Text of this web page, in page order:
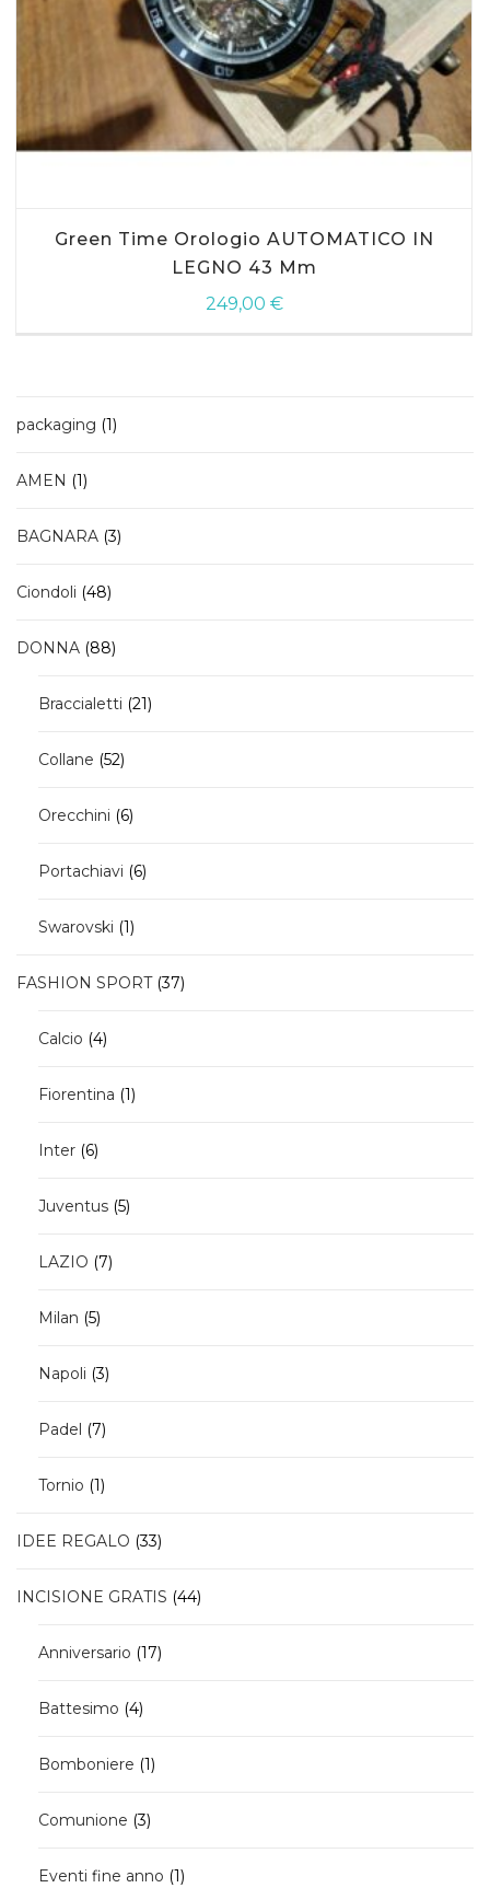
Green Time Orologio AUTOMATICO IN
LEGNO 43 Mm
249,00 €
packaging 11
AMEN
11
BAGNARA 33
Ciondoli 4848
DONNA 8888
Braccialetti 2121
Collane 5252
Orecchini
66
Portachiavi
66
Swarovski 11
FASHION SPORT 3737
Calcio 44
Fiorentina 11
Inter 66
Juventus 55
LAZIO 77
Milan 55
Napoli 33
Padel
77
Tornio 11
IDEE REGALO 3333
INCISIONE GRATIS 4444
Anniversario 1717
Battesimo 44
Bomboniere 11
Comunione 33
Eventi fine anno 11